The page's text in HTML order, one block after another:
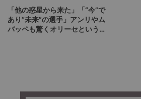
「他の惑星から来た」「“今”で
あり“未来”の選手」アンリやム
バッペも驚くオリーセというフ